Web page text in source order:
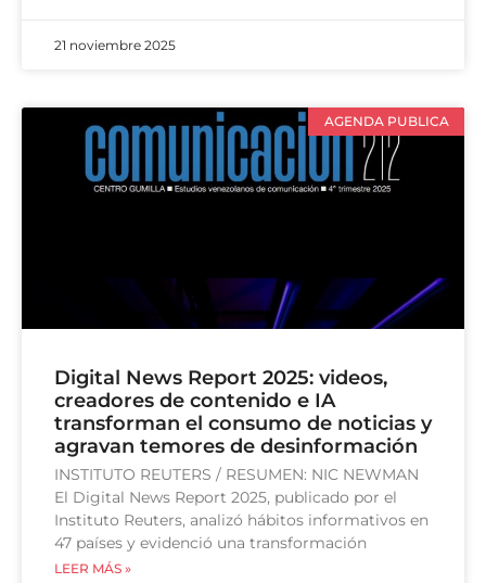
21 noviembre 2025
AGENDA PUBLICA
Digital News Report 2025: videos,
creadores de contenido e IA
transforman el consumo de noticias y
agravan temores de desinformación
INSTITUTO REUTERS / RESUMEN: NIC NEWMAN
El Digital News Report 2025, publicado por el
Instituto Reuters, analizó hábitos informativos en
47 países y evidenció una transformación
LEER MÁS »